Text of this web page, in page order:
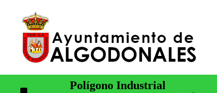
Polígono Industrial